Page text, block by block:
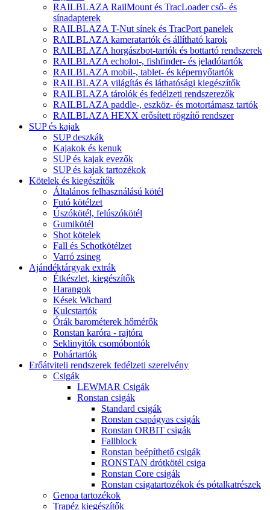
RAILBLAZA RailMount és TracLoader cső- és
sínadapterek
RAILBLAZA T-Nut sínek és TracPort panelek
RAILBLAZA kameratartók és állítható karok
RAILBLAZA horgászbot-tartók és bottartó rendszerek
RAILBLAZA echolot-, fishfinder- és jeladótartók
RAILBLAZA mobil-, tablet- és képernyőtartók
RAILBLAZA világítás és láthatósági kiegészítők
RAILBLAZA tárolók és fedélzeti rendszerezők
RAILBLAZA paddle-, eszköz- és motortámasz tartók
RAILBLAZA HEXX erősített rögzítő rendszer
SUP és kajak
SUP deszkák
Kajakok és kenuk
SUP és kajak evezők
SUP és kajak tartozékok
Kötelek és kiegészítők
Általános felhasználású kötél
Futó kötélzet
Úszókötél, felúszókötél
Gumikötél
Shot kötelek
Fall és Schotkötélzet
Varró zsineg
Ajándéktárgyak extrák
Étkészlet, kiegészítők
Harangok
Kések Wichard
Kulcstartók
Órák barométerek hőmérők
Ronstan karóra - rajtóra
Seklinyitók csomóbontók
Pohártartók
Erőátviteli rendszerek fedélzeti szerelvény
Csigák
LEWMAR Csigák
Ronstan csigák
Standard csigák
Ronstan csapágyas csigák
Ronstan ORBIT csigák
Fallblock
Ronstan beépíthető csigák
RONSTAN drótkötél csiga
Ronstan Core csigák
Ronstan csigatartozékok és pótalkatrészek
Genoa tartozékok
Trapéz kiegészítők